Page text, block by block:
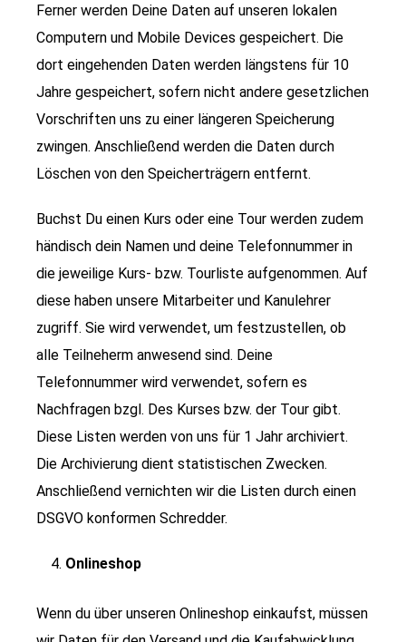
Ferner werden Deine Daten auf unseren lokalen
Computern und Mobile Devices gespeichert. Die
dort eingehenden Daten werden längstens für 10
Jahre gespeichert, sofern nicht andere gesetzlichen
Vorschriften uns zu einer längeren Speicherung
zwingen. Anschließend werden die Daten durch
Löschen von den Speicherträgern entfernt.
Buchst Du einen Kurs oder eine Tour werden zudem
händisch dein Namen und deine Telefonnummer in
die jeweilige Kurs- bzw. Tourliste aufgenommen. Auf
diese haben unsere Mitarbeiter und Kanulehrer
zugriff. Sie wird verwendet, um festzustellen, ob
alle Teilneherm anwesend sind. Deine
Telefonnummer wird verwendet, sofern es
Nachfragen bzgl. Des Kurses bzw. der Tour gibt.
Diese Listen werden von uns für 1 Jahr archiviert.
Die Archivierung dient statistischen Zwecken.
Anschließend vernichten wir die Listen durch einen
DSGVO konformen Schredder.
Onlineshop
Wenn du über unseren Onlineshop einkaufst, müssen